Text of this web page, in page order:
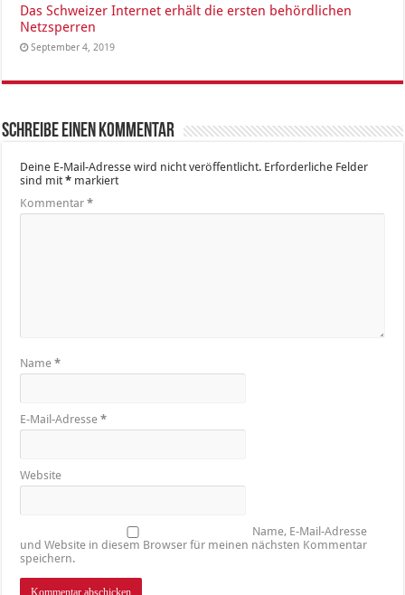
Das Schweizer Internet erhält die ersten behördlichen
Netzsperren
September 4, 2019
Schreibe einen Kommentar
Deine E-Mail-Adresse wird nicht veröffentlicht. Erforderliche Felder
sind mit* markiert
Kommentar*
Name*
E-Mail-Adresse*
Website
Name, E-Mail-Adresse
und Website in diesem Browser für meinen nächsten Kommentar
speichern.